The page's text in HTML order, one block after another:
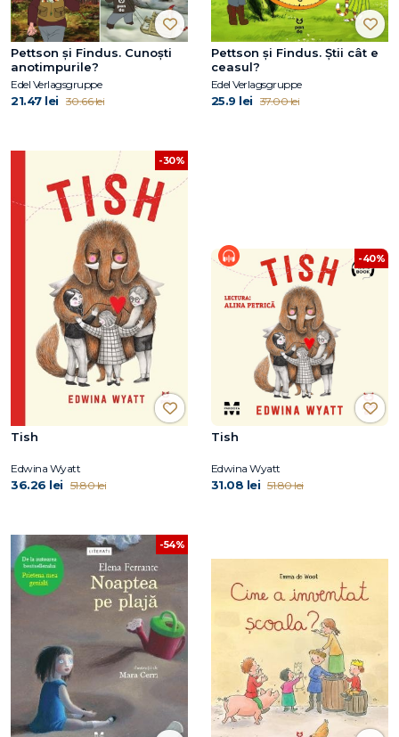
Pettson și Findus. Cunoști
anotimpurile?
Edel Verlagsgruppe
21.47 lei 30.66 lei
Pettson și Findus. Știi cât e
ceasul?
Edel Verlagsgruppe
25.9 lei 37.00 lei
-30%
Tish
Edwina Wyatt
36.26 lei 51.80 lei
-40%
Tish
Edwina Wyatt
31.08 lei 51.80 lei
-54%